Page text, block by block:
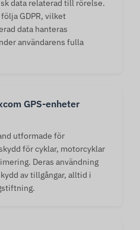
data relaterad till rörelse.
GDPR, vilket
data hanteras
användarens fulla
GPS-enheter
utformade för
för cyklar, motorcyklar
Deras användning
av tillgångar, alltid i